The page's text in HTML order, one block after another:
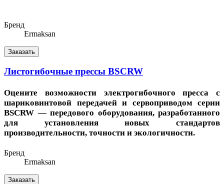
Бренд
Ermaksan
Заказать
Листогибочные прессы BSCRW
Оцените возможности электрогибочного пресса с
шариковинтовой передачей и сервоприводом серии
BSCRW — передового оборудования, разработанного
для установления новых стандартов
производительности, точности и экологичности.
Бренд
Ermaksan
Заказать